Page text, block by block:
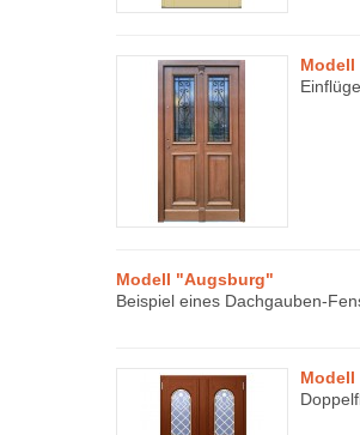
Modell
Modell "Augsburg"
Beispiel eines Dachgauben-
Modell